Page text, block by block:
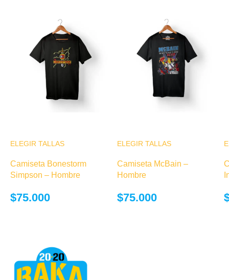
ELEGIR TALLAS
variantes. Las
opciones se
Camiseta Bonestorm
Simpson – Hombre
$75.000
ELEGIR TALLAS
variantes. Las
Camiseta McBain –
Hombre
$75.000